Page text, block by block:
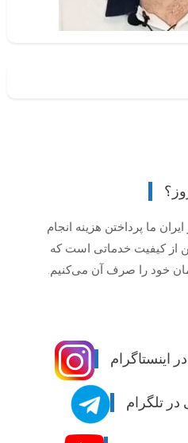
ما پرداختن هزینه انجام
از کیفیت خدماتی است که
خود را صرف آن می‌کنیم.
اینستاگرام
تلگرام